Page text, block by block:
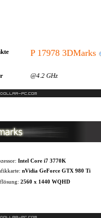
P 17978 3DMarks
@4.2 GHz
Intel Core i7 3770K
nVidia GeForce GTX 980 Ti
2560 x 1440 WQHD